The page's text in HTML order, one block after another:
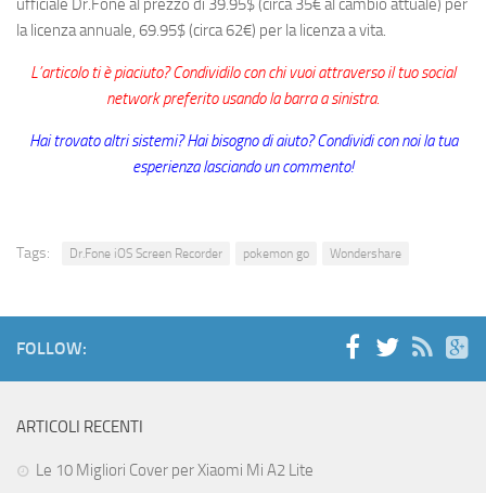
ufficiale Dr.Fone al prezzo di 39.95$ (circa 35€ al cambio attuale) per
la licenza annuale, 69.95$ (circa 62€) per la licenza a vita.
L’articolo ti è piaciuto? Condividilo con chi vuoi attraverso il tuo social
network preferito usando la barra a sinistra.
Hai trovato altri sistemi? Hai bisogno di aiuto? Condividi con noi la tua
esperienza lasciando un commento!
Tags: Dr.Fone iOS Screen Recorder pokemon go Wondershare
FOLLOW:
ARTICOLI RECENTI
Le 10 Migliori Cover per Xiaomi Mi A2 Lite